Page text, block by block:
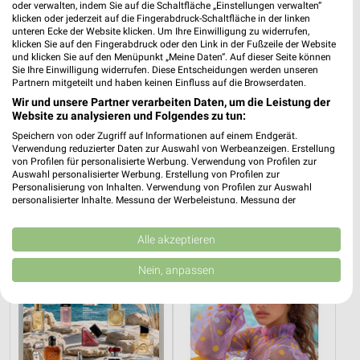
dm Angebote in Nürnberg
Nürnberg, Deutschland
378,78 km
Drogerie & Parfümerie Angebote für Fürth
und Umgebung
6 Prospekte
Müller Müller
oder verwalten, indem Sie auf die Schaltfläche „Einstellungen verwalten“
klicken oder jederzeit auf die Fingerabdruck-Schaltfläche in der linken
unteren Ecke der Website klicken. Um Ihre Einwilligung zu widerrufen,
klicken Sie auf den Fingerabdruck oder den Link in der Fußzeile der Website
und klicken Sie auf den Menüpunkt „Meine Daten“. Auf dieser Seite können
Sie Ihre Einwilligung widerrufen. Diese Entscheidungen werden unseren
Partnern mitgeteilt und haben keinen Einfluss auf die Browserdaten.
Wir und unsere Partner verarbeiten Daten, um die Leistung der
Website zu analysieren und Folgendes zu tun:
Speichern von oder Zugriff auf Informationen auf einem Endgerät.
Verwendung reduzierter Daten zur Auswahl von Werbeanzeigen. Erstellung
von Profilen für personalisierte Werbung. Verwendung von Profilen zur
Auswahl personalisierter Werbung. Erstellung von Profilen zur
Personalisierung von Inhalten. Verwendung von Profilen zur Auswahl
personalisierter Inhalte. Messung der Werbeleistung. Messung der
Kombinationen von Daten aus verschiedenen Quellen. Entwicklung und
Verbesserung der Angebote. Verwendung reduzierter Daten zur Auswahl
von Inhalten.
Daten können außerhalb der Europäischen Union weitergegeben und in die
USA gesendet werden.
Website/App.
Partnerliste anzeigen (1 IAB-Anbieter)
Wir nutzen Ihre Daten für folgende Zwecke:
Alle akzeptieren
Nein, anpassen